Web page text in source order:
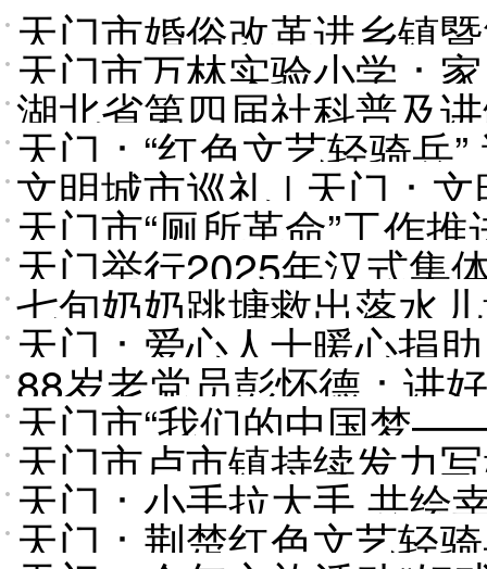
天门市婚俗改革进乡镇
天门市万林实验小学：
湖北省第四届社科普及
天门：“红色文艺轻骑兵
文明城市巡礼 | 天门：
天门市“厕所革命”工作
天门举行2025年汉式集
七旬奶奶跳塘救出落水
休干部
天门：爱心人士暖心捐
88岁老党员彭怀德：讲
天门市“我们的中国梦
天门市卢市镇持续发力
天门：小手拉大手 共绘
天门：荆楚红色文艺轻